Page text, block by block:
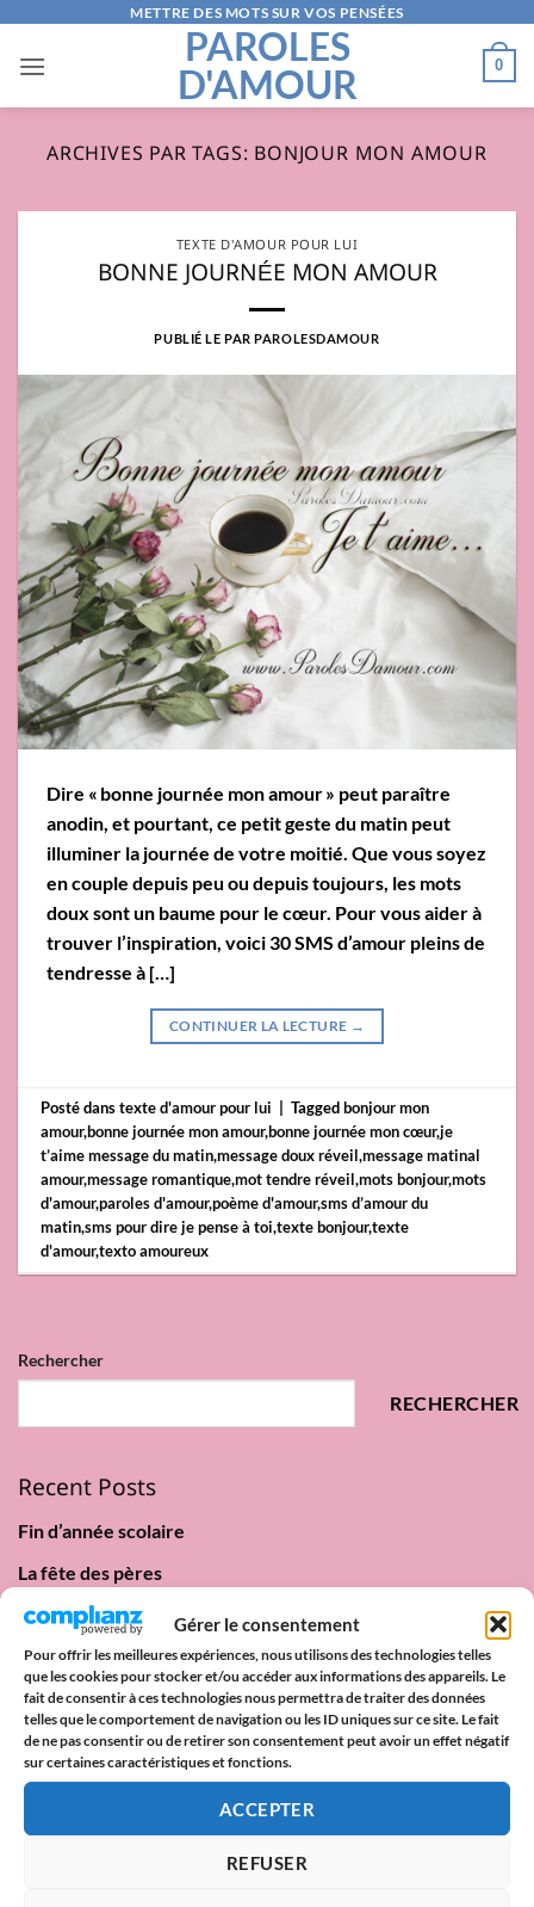
Gérer le consentement
Pour offrir les meilleures expériences, nous utilisons des technologies telles
que les cookies pour stocker et/ou accéder aux informations des appareils. Le
fait de consentir à ces technologies nous permettra de traiter des données
telles que le comportement de navigation ou les ID uniques sur ce site. Le fait
de ne pas consentir ou de retirer son consentement peut avoir un effet négatif
sur certaines caractéristiques et fonctions.
ACCEPTER
REFUSER
contenu
METTRE DES MOTS SUR VOS PENSÉES
PAROLES
D'AMOUR
0
ARCHIVES PAR TAGS: BONJOUR MON AMOUR
TEXTE D'AMOUR POUR LUI
BONNE JOURNÉE MON AMOUR
PUBLIÉ LEPARPAROLESDAMOUR
Dire « bonne journée mon amour » peut paraître
anodin, et pourtant, ce petit geste du matin peut
illuminer la journée de votre moitié. Que vous soyez
en couple depuis peu ou depuis toujours, les mots
doux sont un baume pour le cœur. Pour vous aider à
trouver l’inspiration, voici 30 SMS d’amour pleins de
tendresse à […]
CONTINUER LA LECTURE →
Posté danstexte d'amour pour lui Taggedbonjour mon
amour,bonne journée mon amour,bonne journée mon cœur,je
t’aime message du matin,message doux réveil,message matinal
amour,message romantique,mot tendre réveil,mots bonjour,mots
d'amour,paroles d'amour,poème d'amour,sms d’amour du
matin,sms pour dire je pense à toi,texte bonjour,texte
d'amour,texto amoureux
Rechercher
RECHERCHER
Recent Posts
Fin d’année scolaire
La fête des pères
Lundi de Pentecôte 2025 : origine, traditions & paroles
Date Pride 2025 : Calendrier des Marches des Fiertés en
France
DIXOON x Mois des Fiertés 2025 : Deux Tote Bags Arc-en-
Ciel à Offrir avec Fierté